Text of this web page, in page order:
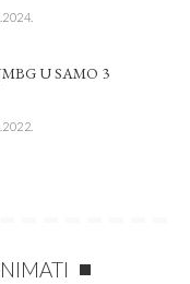
U SAMO 3